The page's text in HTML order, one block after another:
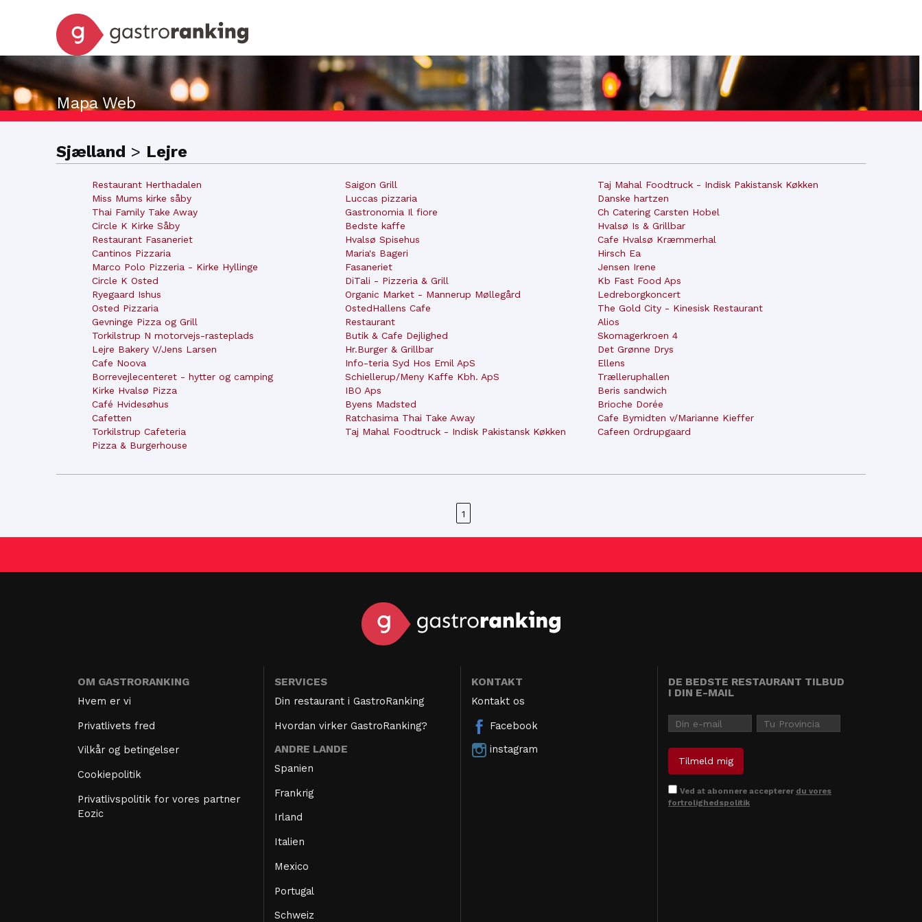
Mapa Web
Sjælland > Lejre
Restaurant Herthadalen
Miss Mums kirke såby
Thai Family Take Away
Circle K Kirke Såby
Restaurant Fasaneriet
Cantinos Pizzaria
Marco Polo Pizzeria - Kirke Hyllinge
Circle K Osted
Ryegaard Ishus
Osted Pizzaria
Gevninge Pizza og Grill
Torkilstrup N motorvejs-rasteplads
Lejre Bakery V/Jens Larsen
Cafe Noova
Borrevejlecenteret - hytter og camping
Kirke Hvalsø Pizza
Café Hvidesøhus
Cafetten
Torkilstrup Cafeteria
Pizza & Burgerhouse
Saigon Grill
Luccas pizzaria
Gastronomia Il fiore
Bedste kaffe
Hvalsø Spisehus
Maria's Bageri
Fasaneriet
DiTali - Pizzeria & Grill
Organic Market - Mannerup Møllegård
OstedHallens Cafe
Restaurant
Butik & Cafe Dejlighed
Hr.Burger & Grillbar
Info-teria Syd Hos Emil ApS
Schiellerup/Meny Kaffe Kbh. ApS
IBO Aps
Byens Madsted
Ratchasima Thai Take Away
Taj Mahal Foodtruck - Indisk Pakistansk Køkken
Taj Mahal Foodtruck - Indisk Pakistansk Køkken
Danske hartzen
Ch Catering Carsten Hobel
Hvalsø Is & Grillbar
Cafe Hvalsø Kræmmerhal
Hirsch Ea
Jensen Irene
Kb Fast Food Aps
Ledreborgkoncert
The Gold City - Kinesisk Restaurant
Alios
Skomagerkroen 4
Det Grønne Drys
Ellens
Trælleruphallen
Beris sandwich
Brioche Dorée
Cafe Bymidten v/Marianne Kieffer
Cafeen Ordrupgaard
1
OM GASTRORANKING
Hvem er vi
Privatlivets fred
Vilkår og betingelser
Cookiepolitik
Privatlivspolitik for vores partner
Eozic
SERVICES
Din restaurant i GastroRanking
Hvordan virker GastroRanking?
ANDRE LANDE
Spanien
Frankrig
Irland
Italien
Mexico
Portugal
Schweiz
KONTAKT
Kontakt os
Facebook
instagram
DE BEDSTE RESTAURANT TILBUD
I DIN E-MAIL
Ved at abonnere accepterer du vores
fortrolighedspolitik